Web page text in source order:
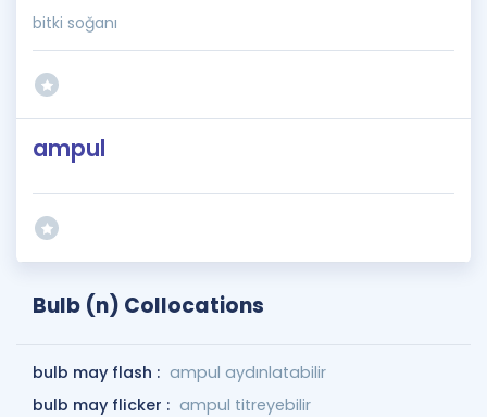
İngilizce Gramer
bitki soğanı
ampul
Bulb (n) Collocations
bulb may flash : ampul aydınlatabilir
bulb may flicker : ampul titreyebilir